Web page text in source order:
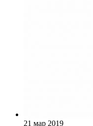
21 мар 2019